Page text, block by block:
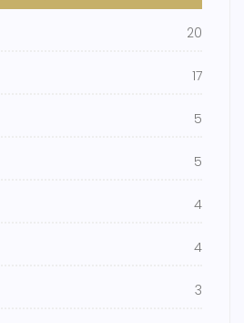
20
17
5
5
4
4
3